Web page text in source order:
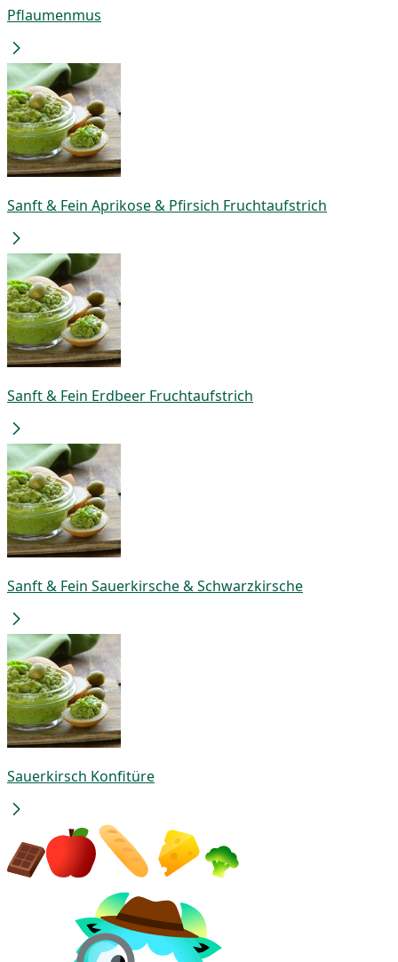
Pflaumenmus
Sanft & Fein Aprikose & Pfirsich Fruchtaufstrich
Sanft & Fein Erdbeer Fruchtaufstrich
Sanft & Fein Sauerkirsche & Schwarzkirsche
Sauerkirsch Konfitüre